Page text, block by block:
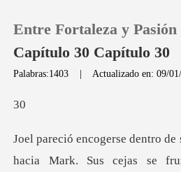
Recargar
Entre Fortaleza y Pasión
Capítulo 30 Capítulo 30
Palabras:1403 | Actualizado en: 09/
Sus cejas se